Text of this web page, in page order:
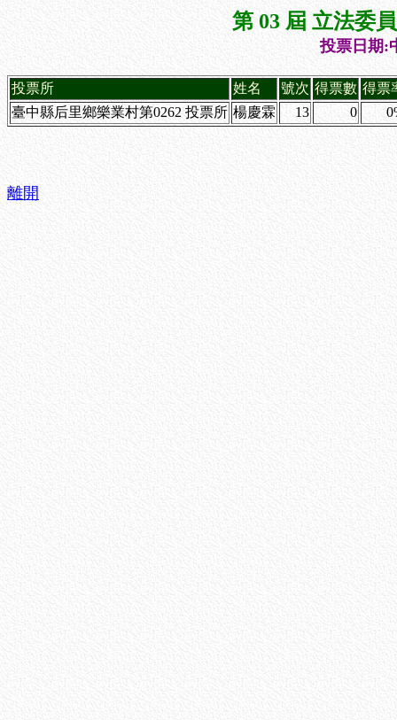
第 03 屆 立法委
投票日期:
投票所 姓名 號次 得票數 得票
臺中縣后里鄉樂業村第0262 投票所 楊慶霖 13 0
離開